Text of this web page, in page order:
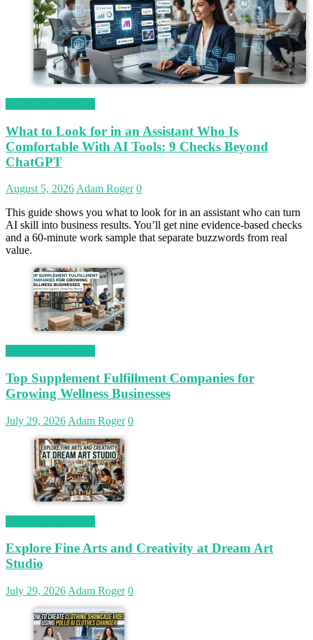
What to Look for in an Assistant Who Is
Comfortable With AI Tools: 9 Checks Beyond
ChatGPT
August 5, 2026 Adam Roger 0
This guide shows you what to look for in an assistant who can turn
AI skill into business results. You’ll get nine evidence-based checks
and a 60-minute work sample that separate buzzwords from real
value.
Top Supplement Fulfillment Companies for
Growing Wellness Businesses
July 29, 2026 Adam Roger 0
Explore Fine Arts and Creativity at Dream Art
Studio
July 29, 2026 Adam Roger 0